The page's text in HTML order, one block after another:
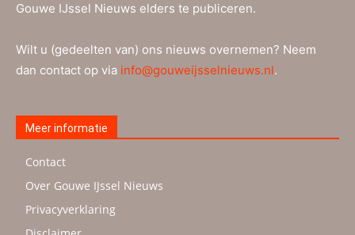
Gouwe IJssel Nieuws elders te publiceren.
Wilt u (gedeelten van) ons nieuws overnemen? Neem
dan contact op via info@gouweijsselnieuws.nl.
Meer informatie
Contact
Over Gouwe IJssel Nieuws
Privacyverklaring